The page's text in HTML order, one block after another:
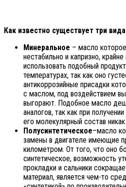
Как известно существует три
Минеральное – масло
нестабильно и капризно,
использовать подобный
температурах, так как оно
антикоррозийные присадки
с маслом, под воздействием
выгорают. Подобное масло
аналогов, так как при
его молекулярный состав
Полусинтетическое–масло
замены в двигателе имеющие
километром. От того, что оно
синтетическое, возможность
прокладки и сальники
материал, является чем-то